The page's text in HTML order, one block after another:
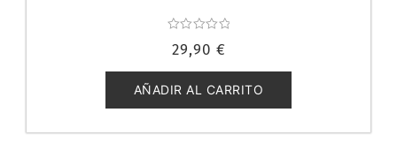
con
de
5
29,90 €
AÑADIR AL CARRITO